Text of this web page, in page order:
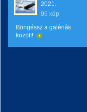
2021.
95 kép
Böngéssz a galériák
között!